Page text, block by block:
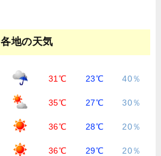
各地の天気
31℃ 23℃ 40％
35℃ 27℃ 30％
36℃ 28℃ 20％
36℃ 29℃ 20％